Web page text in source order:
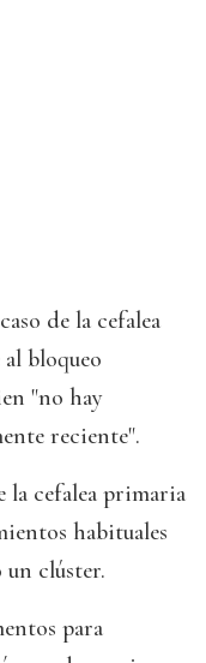
de la cefalea
bloqueo
"no hay
reciente".
la cefalea primaria
habituales
un clúster.
para